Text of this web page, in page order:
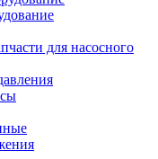
для насосного